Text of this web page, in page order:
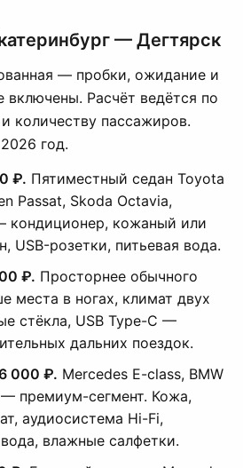
— Дегтярск
— пробки, ожидание и
включены. Расчёт ведётся по
количеству пассажиров.
год.
₽. Пятиместный седан Toyota
Passat, Skoda Octavia,
кондиционер, кожаный или
USB-розетки, питьевая вода.
₽. Просторнее обычного
места в ногах, климат двух
стёкла, USB Type-C —
дальних поездок.
000 ₽. Mercedes E-class, BMW
— премиум-сегмент. Кожа,
аудиосистема Hi-Fi,
влажные салфетки.